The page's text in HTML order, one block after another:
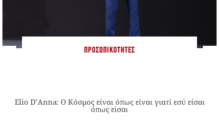
ΠΡΟΣΩΠΙΚΌΤΗΤΕΣ
Elio D’Anna: Ο Κόσμος είναι όπως είναι γιατί εσύ είσαι
όπως είσαι